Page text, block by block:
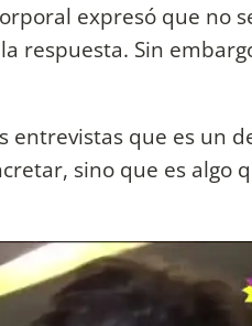
expresó que no
respuesta. Sin
entrevistas que es un
sino que es algo